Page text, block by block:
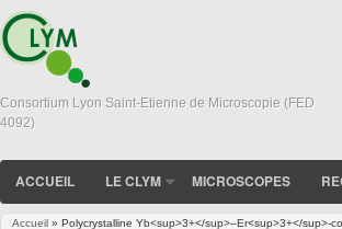
Consortium Lyon Saint-Etienne de Microscopie (FED
4092)
ACCUEIL LE CLYM MICROSCOPES
Accueil » Polycrystalline Yb<sup>3+</sup>–Er<sup>3+</sup>-